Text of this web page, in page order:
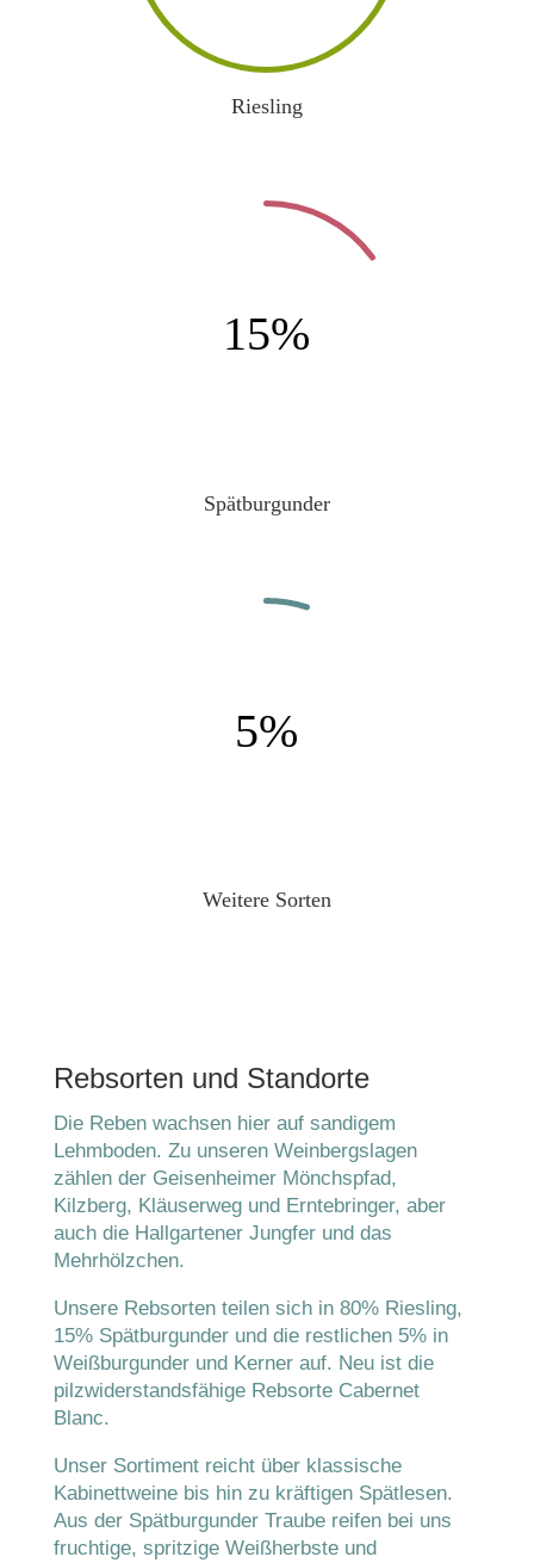
Riesling
15%
Spätburgunder
5%
Weitere Sorten
Rebsorten und Standorte
Die Reben wachsen hier auf sandigem
Lehmboden. Zu unseren Weinbergslagen
zählen der Geisenheimer Mönchspfad,
Kilzberg, Kläuserweg und Erntebringer, aber
auch die Hallgartener Jungfer und das
Mehrhölzchen.
Unsere Rebsorten teilen sich in 80% Riesling,
15% Spätburgunder und die restlichen 5% in
Weißburgunder und Kerner auf. Neu ist die
pilzwiderstandsfähige Rebsorte Cabernet
Blanc.
Unser Sortiment reicht über klassische
Kabinettweine bis hin zu kräftigen Spätlesen.
Aus der Spätburgunder Traube reifen bei uns
fruchtige, spritzige Weißherbste und